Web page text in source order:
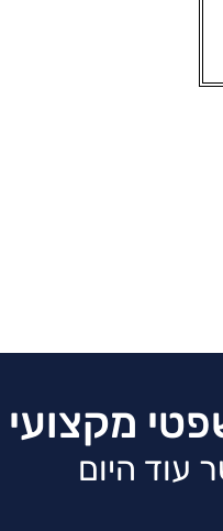
מקצועי
עוד היום